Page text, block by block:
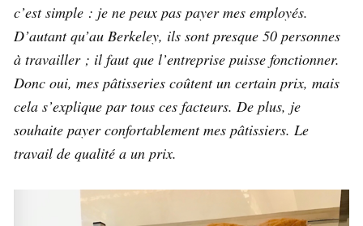
c’est simple : je ne peux pas payer mes employés.
D’autant qu’au Berkeley, ils sont presque 50 personnes
à travailler ; il faut que l’entreprise puisse fonctionner.
Donc oui, mes pâtisseries coûtent un certain prix, mais
cela s’explique par tous ces facteurs. De plus, je
souhaite payer confortablement mes pâtissiers. Le
travail de qualité a un prix.